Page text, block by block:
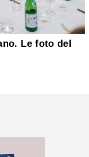
Le foto del